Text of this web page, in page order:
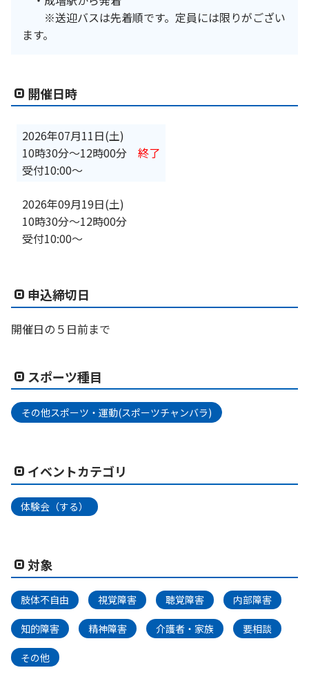
※送迎バスは先着順です。定員には限りがござい
ます。
開催日時
2026年07月11日(土)
10時30分〜12時00分
受付10:00～
終了
2026年09月19日(土)
10時30分〜12時00分
受付10:00～
申込締切日
開催日の５日前まで
スポーツ種目
その他スポーツ・運動(スポーツチャンバラ)
イベントカテゴリ
体験会（する）
対象
肢体不自由 視覚障害 聴覚障害 内部障害
知的障害 精神障害 介護者・家族 要相談
その他